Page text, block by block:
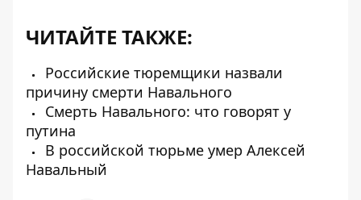
ЧИТАЙТЕ ТАКЖЕ:
Российские тюремщики назвали
причину смерти Навального
Смерть Навального: что говорят у
путина
В российской тюрьме умер Алексей
Навальный